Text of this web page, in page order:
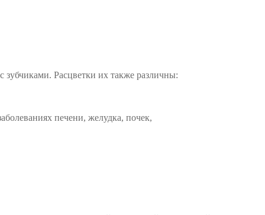
Расцветки их также различны:
печени, желудка, почек,